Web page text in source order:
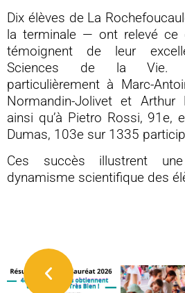
Dix élèves de La
la terminale — ont relevé ce
témoignent de leur
Sciences de la Vie.
particulièrement à Marc-
Normandin-Jolivet et Arthur
ainsi qu’à Pietro Rossi, 91e,
Dumas, 103e sur 1335
Ces succès illustrent
dynamisme scientifique des